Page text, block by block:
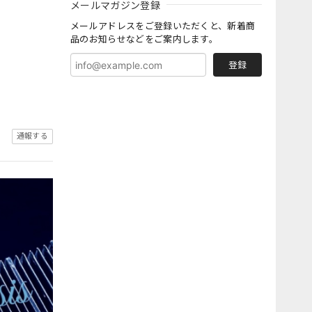
メールマガジン登録
メールアドレスをご登録いただくと、新着商
品のお知らせなどをご案内します。
登録
通報する